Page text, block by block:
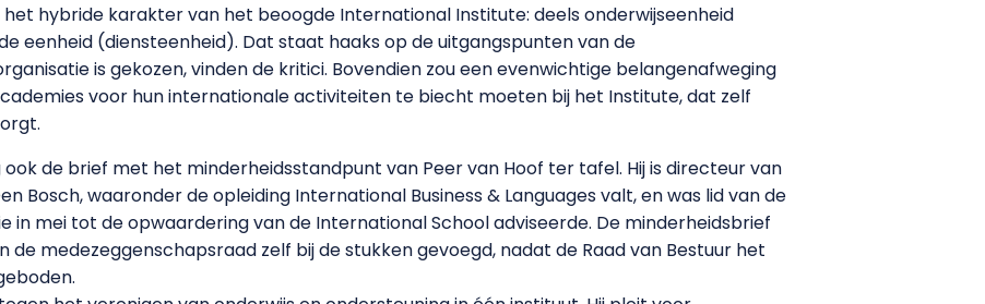
hybride karakter van het beoogde International Institute: deels onderwijseenheid
eenheid (diensteenheid). Dat staat haaks op de uitgangspunten van de
is gekozen, vinden de kritici. Bovendien zou een evenwichtige belangenafweging
voor hun internationale activiteiten te biecht moeten bij het Institute, dat zelf
ook de brief met het minderheidsstandpunt van Peer van Hoof ter tafel. Hij is directeur van
Bosch, waaronder de opleiding International Business & Languages valt, en was lid van de
in mei tot de opwaardering van de International School adviseerde. De minderheidsbrief
de medezeggenschapsraad zelf bij de stukken gevoegd, nadat de Raad van Bestuur het